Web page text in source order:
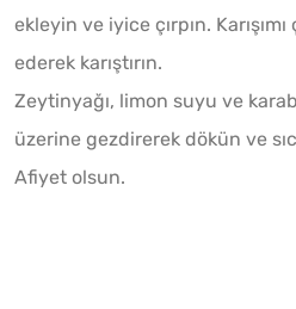
ekleyin ve iyice çırpın.
ederek karıştırın.
Zeytinyağı, limon suyu ve
üzerine gezdirerek dökün ve
Afiyet olsun.